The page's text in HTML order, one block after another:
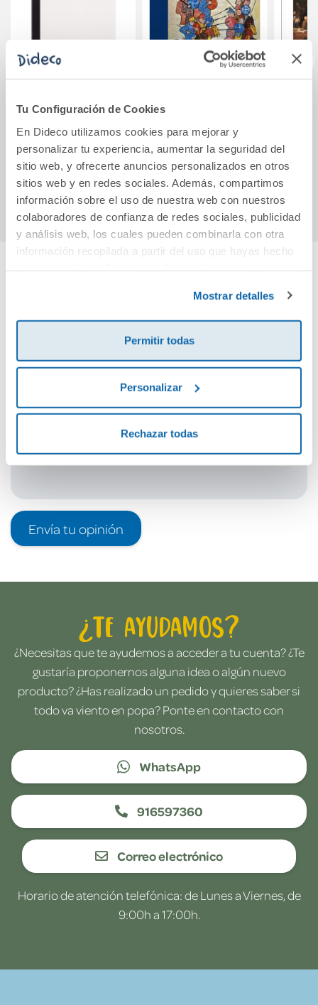
Tu Configuración de Cookies
En Dideco utilizamos cookies para mejorar y
personalizar tu experiencia, aumentar la seguridad del
sitio web, y ofrecerte anuncios personalizados en otros
sitios web y en redes sociales. Además, compartimos
información sobre el uso de nuestra web con nuestros
colaboradores de confianza de redes sociales, publicidad
y análisis web, los cuales pueden combinarla con otra
información recopilada a partir del uso que hayas hecho
Mostrar detalles
Permitir todas
Personalizar
Rechazar todas
Entremeses
11,50€
Comprar
El Cid Campeador
7,00€
Comprar
Cuéntanos tu opinión
¡Sé el primero en valorar este producto!
Envía tu opinión
¿Te ayudamos?
¿Necesitas que te ayudemos a acceder a tu cuenta? ¿Te
gustaría proponernos alguna idea o algún nuevo
producto? ¿Has realizado un pedido y quieres saber si
todo va viento en popa? Ponte en contacto con
nosotros.
WhatsApp
916597360
Correo electrónico
Horario de atención telefónica: de Lunes a Viernes, de
9:00h a 17:00h.